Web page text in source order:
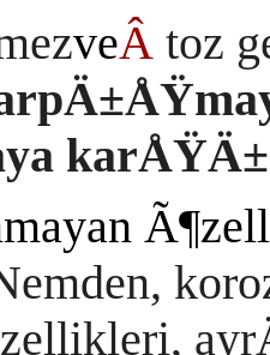
veÂ toz
karÅŸÄ±